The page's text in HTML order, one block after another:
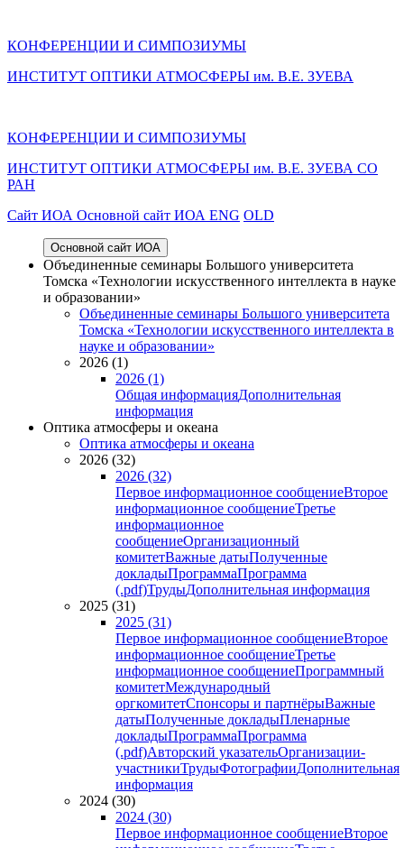
КОНФЕРЕНЦИИ И СИМПОЗИУМЫ
ИНСТИТУТ ОПТИКИ АТМОСФЕРЫ им. В.Е. ЗУЕВА
КОНФЕРЕНЦИИ И СИМПОЗИУМЫ
ИНСТИТУТ ОПТИКИ АТМОСФЕРЫ им. В.Е. ЗУЕВА СО
РАН
Cайт ИОА Основной сайт ИОА ENG OLD
Основной сайт ИОА
Объединенные семинары Большого университета
Томска «Технологии искусственного интеллекта в науке
и образовании»
Объединенные семинары Большого университета
Томска «Технологии искусственного интеллекта в
науке и образовании»
2026 (1)
2026 (1)
Общая информацияДополнительная
информация
Оптика атмосферы и океана
Оптика атмосферы и океана
2026 (32)
2026 (32)
Первое информационное сообщениеВторое
информационное сообщениеТретье
информационное
сообщениеОрганизационный
комитетВажные датыПолученные
докладыПрограммаПрограмма
(.pdf)ТрудыДополнительная информация
2025 (31)
2025 (31)
Первое информационное сообщениеВторое
информационное сообщениеТретье
информационное сообщениеПрограммный
комитетМеждународный
оргкомитетСпонсоры и партнёрыВажные
датыПолученные докладыПленарные
докладыПрограммаПрограмма
(.pdf)Авторский указательОрганизации-
участникиТрудыФотографииДополнительная
информация
2024 (30)
2024 (30)
Первое информационное сообщениеВторое